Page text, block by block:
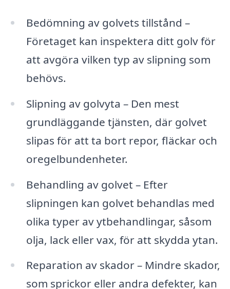
Bedömning av golvets tillstånd –
Företaget kan inspektera ditt golv för
att avgöra vilken typ av slipning som
behövs.
Slipning av golvyta – Den mest
grundläggande tjänsten, där golvet
slipas för att ta bort repor, fläckar och
oregelbundenheter.
Behandling av golvet – Efter
slipningen kan golvet behandlas med
olika typer av ytbehandlingar, såsom
olja, lack eller vax, för att skydda ytan.
Reparation av skador – Mindre skador,
som sprickor eller andra defekter, kan